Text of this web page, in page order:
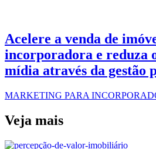
Acelere a venda de
incorporadora e reduza
mídia através da gestão
MARKETING PARA
Veja mais